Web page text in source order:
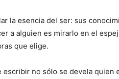
la esencia del ser: sus
a alguien es mirarlo en el
que elige.
escribir no sólo se devela quien